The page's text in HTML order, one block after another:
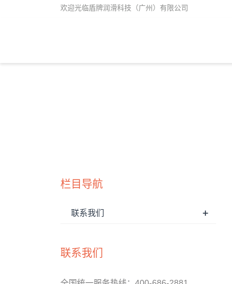
欢迎光临盾牌润滑科技（广州）有限公司
栏目导航
联系我们 +
联系我们